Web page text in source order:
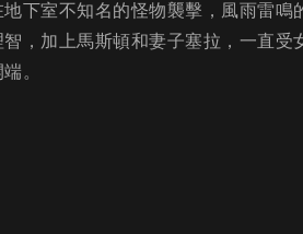
下室不知名的怪物襲擊，風雨雷
，加上馬斯頓和妻子塞拉，一直
。